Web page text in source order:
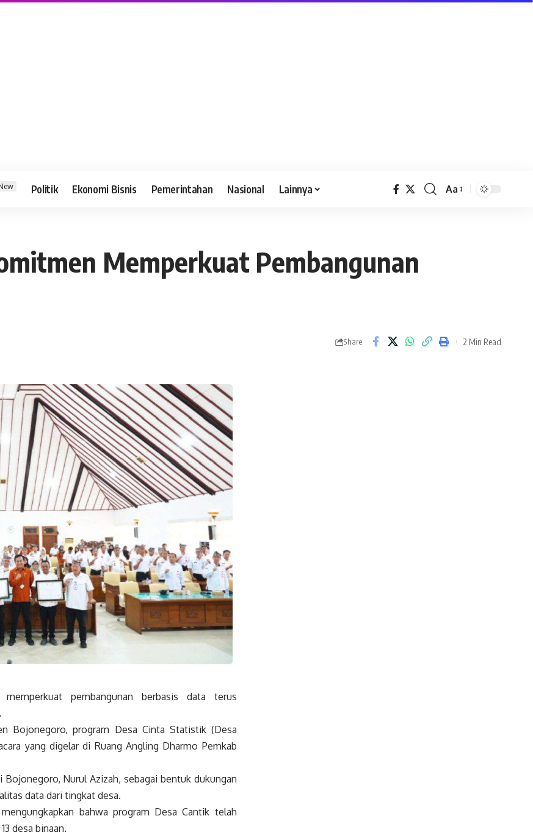
Politik Ekonomi Bisnis Pemerintahan Nasional Lainnya Aa
Memperkuat Pembangunan
Share 2 Min Read
pembangunan berbasis data terus
Bojonegoro, program Desa Cinta Statistik (Desa
yang digelar di Ruang Angling Dharmo Pemkab
Nurul Azizah, sebagai bentuk dukungan
data dari tingkat desa.
bahwa program Desa Cantik telah
desa binaan.